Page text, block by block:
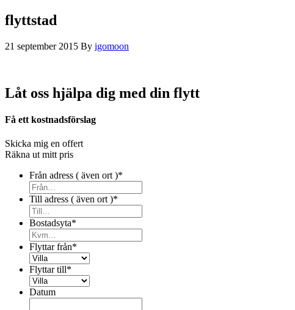
flyttstad
21 september 2015 By igomoon
Låt oss hjälpa dig med din flytt
Få ett kostnadsförslag
Skicka mig en offert
Räkna ut mitt pris
Från adress ( även ort )*
Till adress ( även ort )*
Bostadsyta*
Flyttar från*
Flyttar till*
Datum